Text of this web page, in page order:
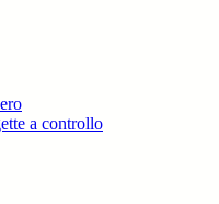
a controllo